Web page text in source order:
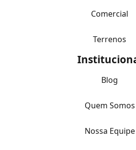
Comercial
Terrenos
Blog
Quem Somos
Nossa Equipe